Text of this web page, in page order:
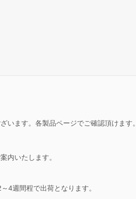
います。各製品ページでご確認頂けます。
内いたします。
4週間程で出荷となります。